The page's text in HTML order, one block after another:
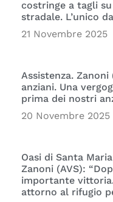
costringe a tagli
stradale. L’unico
21 Novembre 2025
Assistenza.
anziani. Una
prima dei nostri
20 Novembre 2025
Oasi di Santa
Zanoni (AVS):
importante
attorno al rifugio